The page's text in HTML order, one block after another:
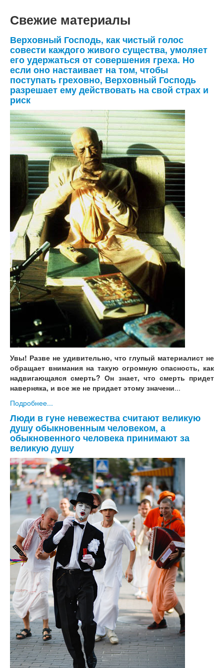
Свежие материалы
Верховный Господь, как чистый голос
совести каждого живого существа, умоляет
его удержаться от совершения греха. Но
если оно настаивает на том, чтобы
поступать греховно, Верховный Господь
разрешает ему действовать на свой страх и
риск
Увы! Разве не удивительно, что глупый материалист не
обращает внимания на такую огромную опасность, как
надвигающаяся смерть? Он знает, что смерть придет
наверняка, и все же не придает этому значени...
Подробнее...
Люди в гуне невежества считают великую
душу обыкновенным человеком, а
обыкновенного человека принимают за
великую душу